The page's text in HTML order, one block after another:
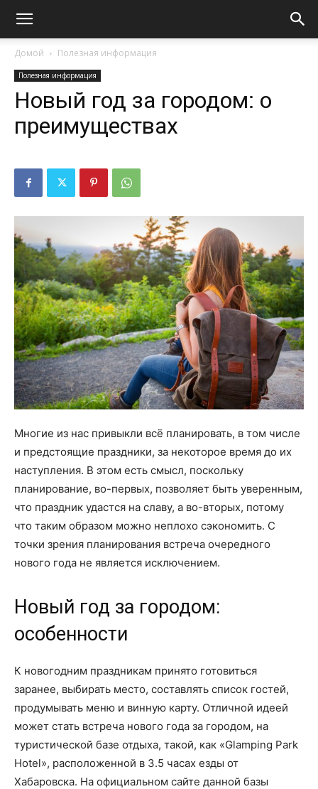
Домой Полезная информация
Полезная информация
Новый год за городом: о
преимуществах
Многие из нас привыкли всё планировать, в том числе
и предстоящие праздники, за некоторое время до их
наступления. В этом есть смысл, поскольку
планирование, во-первых, позволяет быть уверенным,
что праздник удастся на славу, а во-вторых, потому
что таким образом можно неплохо сэкономить. С
точки зрения планирования встреча очередного
нового года не является исключением.
Новый год за городом:
особенности
К новогодним праздникам принято готовиться
заранее, выбирать место, составлять список гостей,
продумывать меню и винную карту. Отличной идеей
может стать встреча нового года за городом, на
туристической базе отдыха, такой, как «Glamping Park
Hotel», расположенной в 3.5 часах езды от
Хабаровска. На официальном сайте данной базы